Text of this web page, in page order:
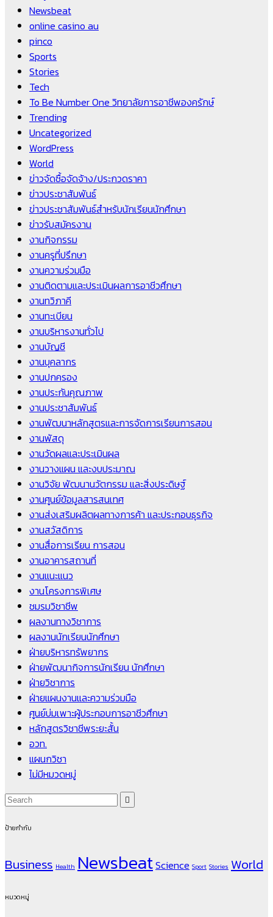
Newsbeat
online casino au
pinco
Sports
Stories
Tech
To Be Number One วิทยาลัยการอาชีพองครักษ์
Trending
Uncategorized
WordPress
World
ข่าวจัดซื้อจัดจ้าง/ประกวดราคา
ข่าวประชาสัมพันธ์
ข่าวประชาสัมพันธ์สำหรับนักเรียนนักศึกษา
ข่าวรับสมัครงาน
งานกิจกรรม
งานครูที่ปรึกษา
งานความร่วมมือ
งานติดตามและประเมินผลการอาชีวศึกษา
งานทวิภาคี
งานทะเบียน
งานบริหารงานทั่วไป
งานบัญชี
งานบุคลากร
งานปกครอง
งานประกันคุณภาพ
งานประชาสัมพันธ์
งานพัฒนาหลักสูตรและการจัดการเรียนการสอน
งานพัสดุ
งานวัดผลและประเมินผล
งานวางแผน และงบประมาณ
งานวิจัย พัฒนานวัตกรรม และสิ่งประดิษฐ์
งานศูนย์ข้อมูลสารสนเทศ
งานส่งเสริมผลิตผลทางการค้า และประกอบธุรกิจ
งานสวัสดิการ
งานสื่อการเรียน การสอน
งานอาคารสถานที่
งานแนะแนว
งานโครงการพิเศษ
ชมรมวิชาชีพ
ผลงานทางวิชาการ
ผลงานนักเรียนนักศึกษา
ฝ่ายบริหารทรัพยากร
ฝ่ายพัฒนากิจการนักเรียน นักศึกษา
ฝ่ายวิชาการ
ฝ่ายแผนงานและความร่วมมือ
ศูนย์บ่มเพาะผู้ประกอบการอาชีวศึกษา
หลักสูตรวิชาชีพระยะสั้น
อวท.
แผนกวิชา
ไม่มีหมวดหมู่
ป้ายกำกับ
Business Health NewsbeatScience Sport Stories World
หมวดหมู่